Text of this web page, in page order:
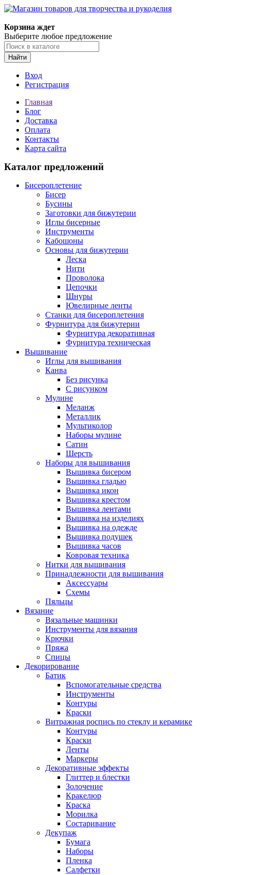
Корзина ждет
Выберите любое предложение
Найти
Вход
Регистрация
Главная
Блог
Доставка
Оплата
Контакты
Карта сайта
Каталог предложений
Бисероплетение
Бисер
Бусины
Заготовки для бижутерии
Иглы бисерные
Инструменты
Кабошоны
Основы для бижутерии
Леска
Нити
Проволока
Цепочки
Шнуры
Ювелирные ленты
Станки для бисероплетения
Фурнитура для бижутерии
Фурнитура декоративная
Фурнитура техническая
Вышивание
Иглы для вышивания
Канва
Без рисунка
С рисунком
Мулине
Меланж
Металлик
Мультиколор
Наборы мулине
Сатин
Шерсть
Наборы для вышивания
Вышивка бисером
Вышивка гладью
Вышивка икон
Вышивка крестом
Вышивка лентами
Вышивка на изделиях
Вышивка на одежде
Вышивка подушек
Вышивка часов
Ковровая техника
Нитки для вышивания
Принадлежности для вышивания
Аксессуары
Схемы
Пяльцы
Вязание
Вязальные машинки
Инструменты для вязания
Крючки
Пряжа
Спицы
Декорирование
Батик
Вспомогательные средства
Инструменты
Контуры
Краски
Витражная роспись по стеклу и керамике
Контуры
Краски
Ленты
Маркеры
Декоративные эффекты
Глиттер и блестки
Золочение
Кракелюр
Краска
Морилка
Состаривание
Декупаж
Бумага
Наборы
Пленка
Салфетки